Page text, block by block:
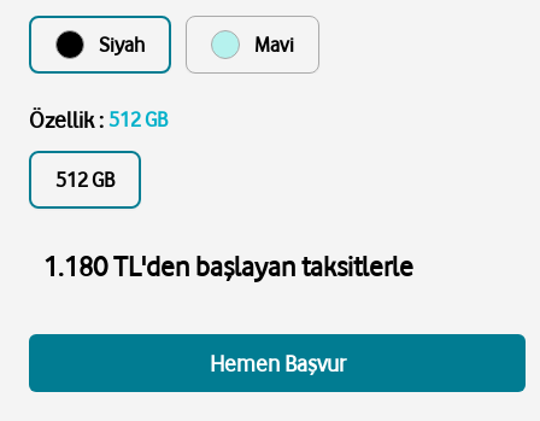
Siyah Mavi
Özellik: 512 GB
512 GB
1.180 TL'den başlayan taksitlerle
Hemen Başvur